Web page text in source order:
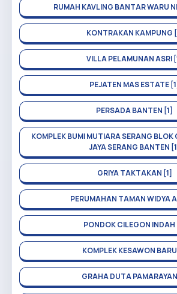
RUMAH KAVLING BANTAR WARU
KONTRAKAN KAMPUNG
VILLA PELAMUNAN ASRI
PEJATEN MAS ESTATE [1]
PERSADA BANTEN [1]
KOMPLEK BUMI MUTIARA SERANG BLOK
JAYA SERANG BANTEN
GRIYA TAKTAKAN [1]
PERUMAHAN TAMAN WIDYA
PONDOK CILEGON INDAH
KOMPLEK KESAWON
GRAHA DUTA